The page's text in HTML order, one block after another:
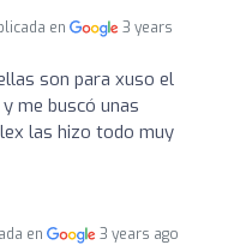
en
3 years
son para xuso el
me buscó unas
las hizo todo muy
en 3 years ago